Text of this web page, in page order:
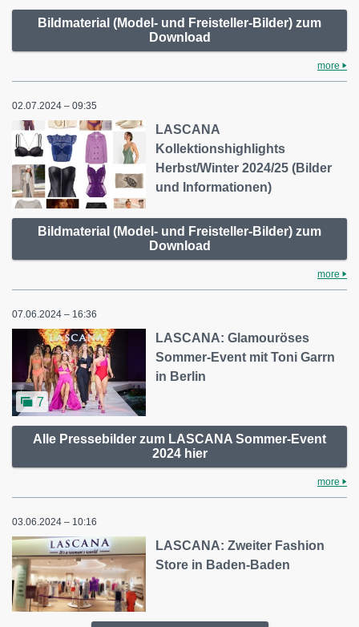
Bildmaterial (Model- und Freisteller-Bilder) zum
Download
more
02.07.2024 – 09:35
LASCANA
Kollektionshighlights
Herbst/Winter 2024/25 (Bilder
und Informationen)
Bildmaterial (Model- und Freisteller-Bilder) zum
Download
more
07.06.2024 – 16:36
7
LASCANA: Glamouröses
Sommer-Event mit Toni Garrn
in Berlin
Alle Pressebilder zum LASCANA Sommer-Event
2024 hier
more
03.06.2024 – 10:16
LASCANA: Zweiter Fashion
Store in Baden-Baden